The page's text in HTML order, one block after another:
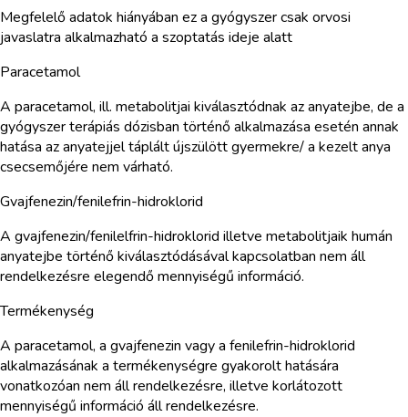
Megfelelő adatok hiányában ez a gyógyszer csak orvosi
javaslatra alkalmazható a szoptatás ideje alatt
Paracetamol
A paracetamol, ill. metabolitjai kiválasztódnak az anyatejbe, de a
gyógyszer terápiás dózisban történő alkalmazása esetén annak
hatása az anyatejjel táplált újszülött gyermekre/ a kezelt anya
csecsemőjére nem várható.
Gvajfenezin/fenilefrin-hidroklorid
A gvajfenezin/fenilelfrin-hidroklorid illetve metabolitjaik humán
anyatejbe történő kiválasztódásával kapcsolatban nem áll
rendelkezésre elegendő mennyiségű információ.
Termékenység
A paracetamol, a gvajfenezin vagy a fenilefrin-hidroklorid
alkalmazásának a termékenységre gyakorolt hatására
vonatkozóan nem áll rendelkezésre, illetve korlátozott
mennyiségű információ áll rendelkezésre.